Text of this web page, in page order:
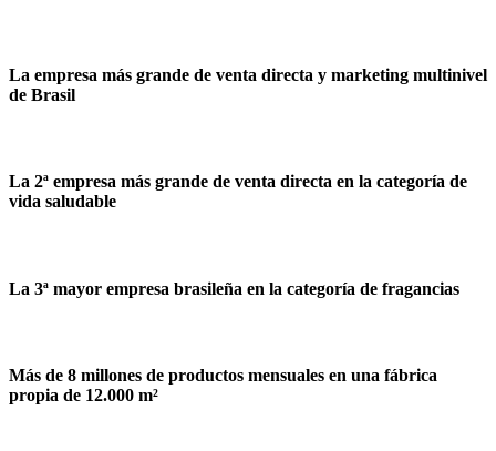
La empresa más grande de venta directa y marketing multinivel
de Brasil
La 2ª empresa más grande de venta directa en la categoría de
vida saludable
La 3ª mayor empresa brasileña en la categoría de fragancias
Más de 8 millones de productos mensuales en una fábrica
propia de 12.000 m²